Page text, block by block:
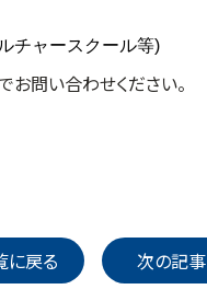
チャースクール等)
お問い合わせください。
に戻る 次の記事